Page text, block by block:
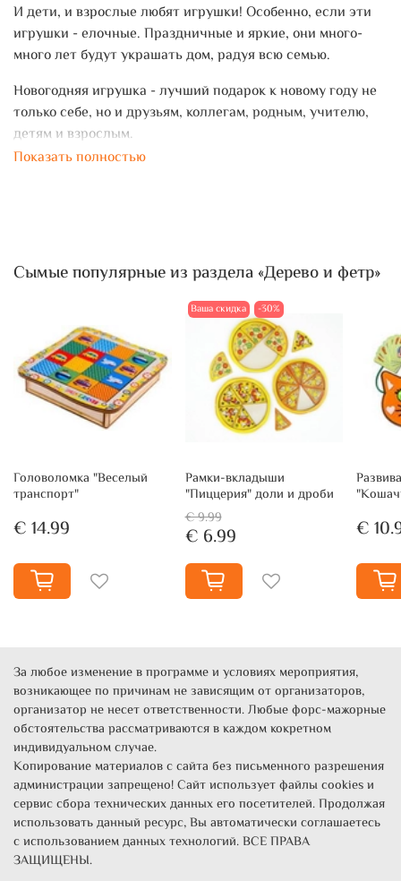
И дети, и взрослые любят игрушки! Особенно, если эти
игрушки - елочные. Праздничные и яркие, они много-
много лет будут украшать дом, радуя всю семью.
Новогодняя игрушка - лучший подарок к новому году не
только себе, но и друзьям, коллегам, родным, учителю,
детям и взрослым.
Показать полностью
Сымые популярные из раздела «Дерево и фетр»
Головоломка "Веселый
транспорт"
€ 14.99
Ваша скидка -30%
Рамки-вкладыши
"Пиццерия" доли и дроби
€ 9.99
€ 6.99 €
За любое изменение в программе и условиях мероприятия,
возникающее по причинам не зависящим от организаторов,
организатор не несет ответственности. Любые форс-мажорные
обстоятельства рассматриваются в каждом кокретном
индивидуальном случае.
Копирование материалов с сайта без письменного разрешения
администрации запрещено! Сайт использует файлы cookies и
сервис сбора технических данных его посетителей. Продолжая
использовать данный ресурс, Вы автоматически соглашаетесь
с использованием данных технологий. ВСЕ ПРАВА
ЗАЩИЩЕНЫ.